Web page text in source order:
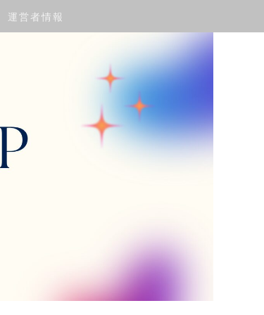
運営者情報